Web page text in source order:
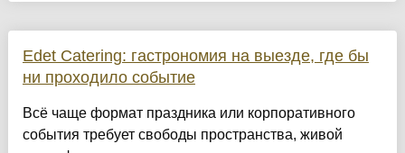
Edet Catering: гастрономия на выезде, где бы
ни проходило событие
Всё чаще формат праздника или корпоративного
события требует свободы пространства, живой